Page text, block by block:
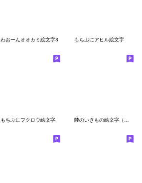
わおーんオオカミ絵文字3 もちぷにアヒル絵文字
もちぷにフクロウ絵文字 陸のいきもの絵文字（全身）